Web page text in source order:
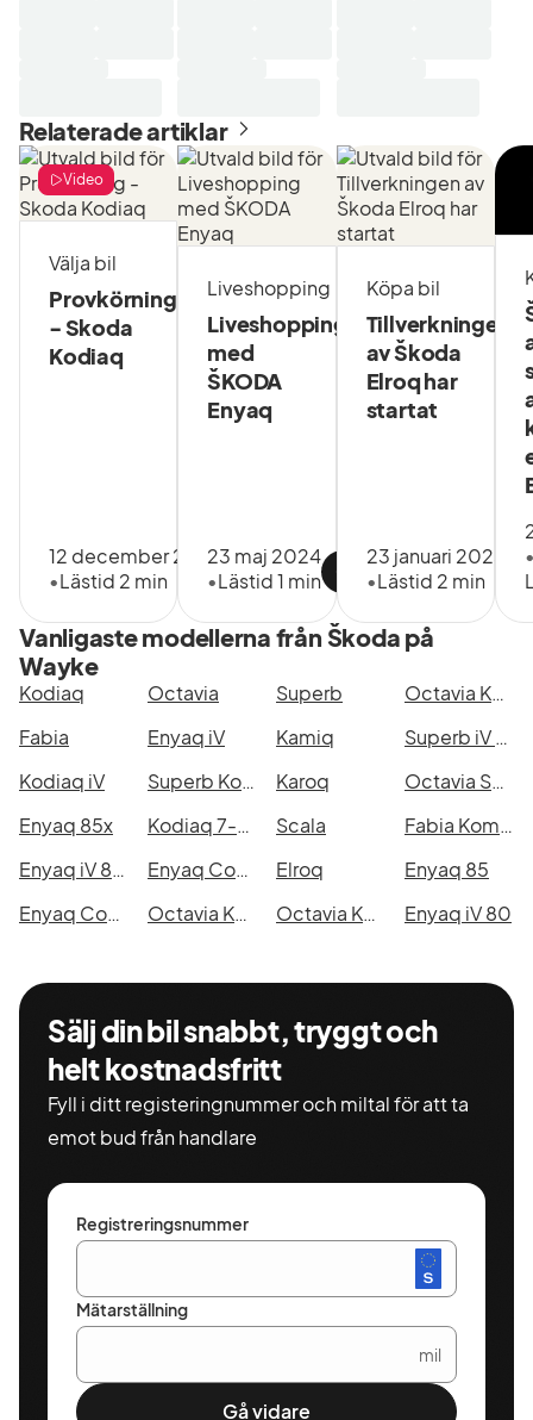
Relaterade artiklar
Välja bil
Provkörning
- Skoda
Kodiaq
12 december 2018
•Lästid 2 min
Video
Liveshopping
Liveshopping
med
ŠKODA
Enyaq
23 maj 2024
•Lästid 1 min
Köpa bil
Tillverkningen
av Škoda
Elroq har
startat
23 januari 2025
•Lästid 2 min
Vanligaste modellerna från Škoda på
Wayke
Kodiaq Octavia Superb
Octavia Kombi
Fabia
Enyaq iV Kamiq
Superb iV Kombi
Kodiaq iV
Superb Kombi Karoq
Octavia Scout
Enyaq 85x
Kodiaq 7-Seater Scala
Fabia Kombi
Enyaq iV 80x
Enyaq Coupé RS Elroq
Enyaq 85
Enyaq Coupé RS iV
Octavia Kombi RS Octavia Kombi iV Enyaq iV 80
Sälj din bil snabbt, tryggt och
helt kostnadsfritt
Fyll i ditt registeringnummer och miltal för att ta
emot bud från handlare
Registreringsnummer
Mätarställning
mil
Gå vidare